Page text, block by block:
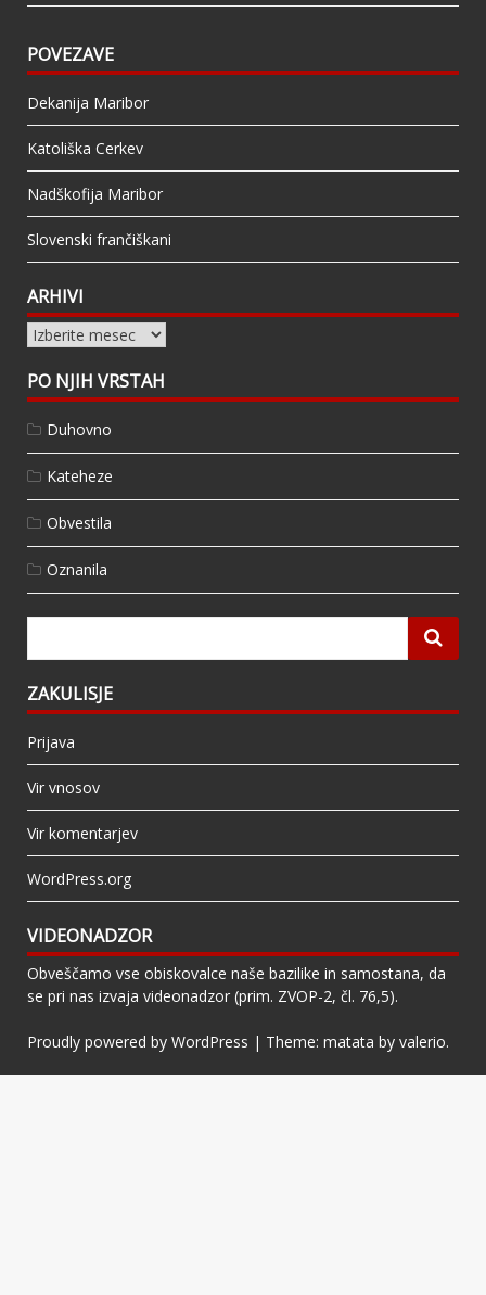
POVEZAVE
Dekanija Maribor
Katoliška Cerkev
Nadškofija Maribor
Slovenski frančiškani
ARHIVI
Arhivi
PO NJIH VRSTAH
Duhovno
Kateheze
Obvestila
Oznanila
ZAKULISJE
Prijava
Vir vnosov
Vir komentarjev
WordPress.org
VIDEONADZOR
Obveščamo vse obiskovalce naše bazilike in samostana, da
se pri nas izvaja videonadzor (prim. ZVOP-2, čl. 76,5).
Proudly powered by WordPress | Theme: matata by valerio.